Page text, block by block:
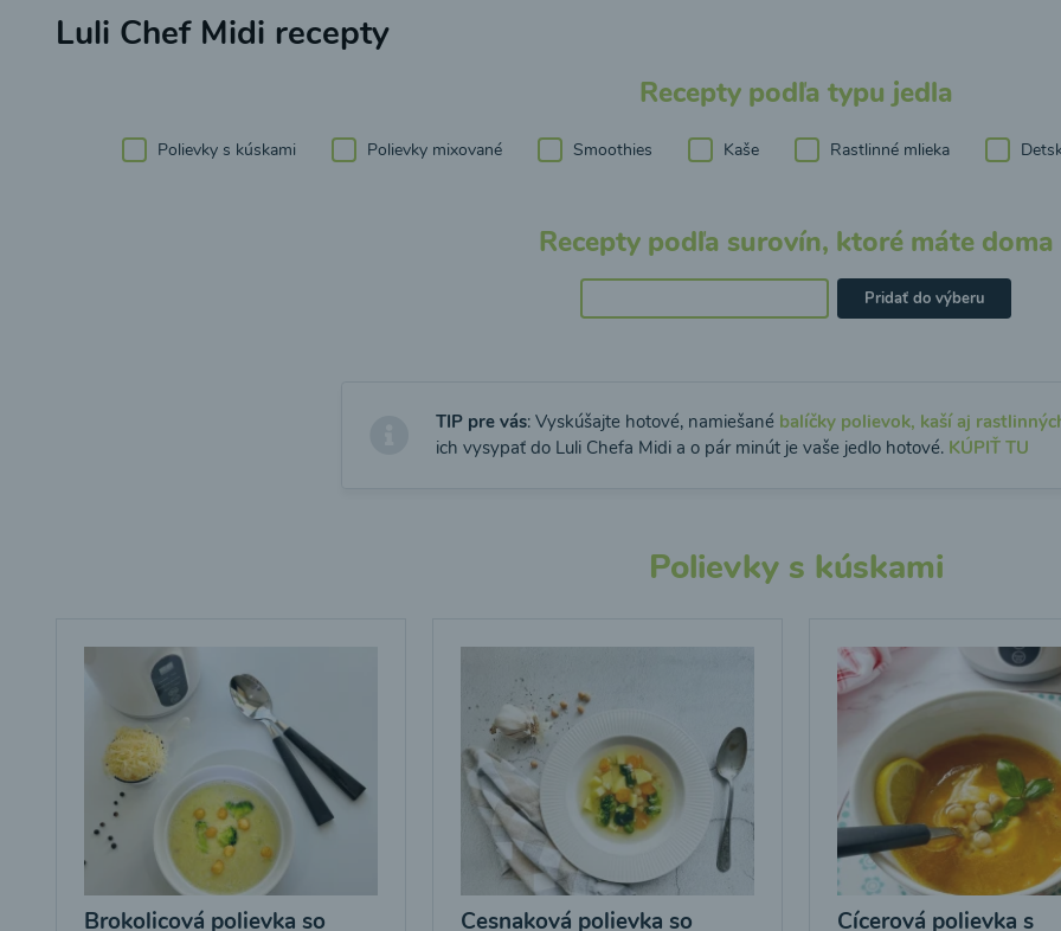
Luli Chef Midi recepty
Recepty podľa typu jedla
Polievky s kúskami Polievky mixované Smoothies Kaše Rastlinné mlieka
Recepty podľa surovín, ktoré máte doma
Pridať do výberu
TIP pre vás: Vyskúšajte hotové, namiešané balíčky polievok, kaší aj
ich vysypať do Luli Chefa Midi a o pár minút je vaše jedlo hotové. KÚPIŤ TU
Polievky s kúskami
Brokolicová polievka so
Cesnaková polievka so
Cícerová polievka s